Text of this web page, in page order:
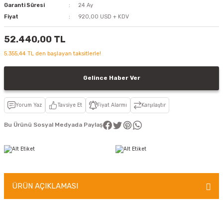
Garanti Süresi
24 Ay
Fiyat
920,00 USD + KDV
52.440,00 TL
5.355,44 TL den başlayan taksitlerle!
Gelince Haber Ver
Yorum Yaz Tavsiye Et Fiyat Alarmı Karşılaştır
Bu Ürünü Sosyal Medyada Paylaş
ÜRÜN AÇIKLAMASI